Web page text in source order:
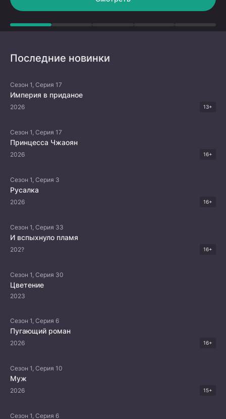
репутацией, он создаёт учебную группу, чтобы
колледж.
предмет всеобщего восхищения в школе,
Последние новинки
Сезон 1, Серия 17
Империя в приданое
2026 13+
Сезон 1, Серия 17
Принцесса Чжаоян
2026 16+
Сезон 1, Серия 3
Русалка
2026 16+
Сезон 1, Серия 33
И вспыхнуло пламя
202? 16+
Сезон 1, Серия 30
Цветение
2023
Сезон 1, Серия 6
Пугающий роман
2026 16+
Сезон 1, Серия 10
Муж
2026 15+
Сезон 1, Серия 6